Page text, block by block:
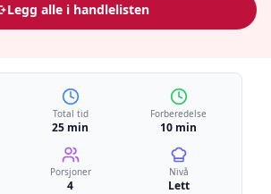
Legg alle i handlelisten
Total tid
25 min
Forberedelse
10 min
Porsjoner
4
Nivå
Lett